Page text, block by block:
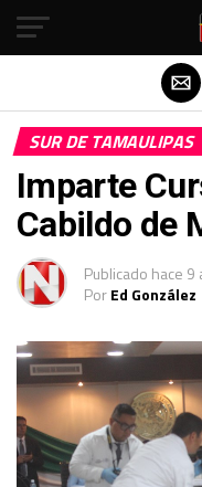
SUR DE TAMAULIPAS
Imparte
Cabildo de
Publicado hace 9
PorEd González
Salir